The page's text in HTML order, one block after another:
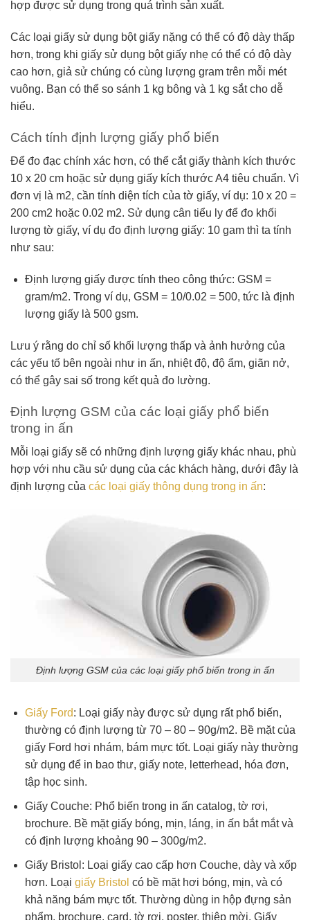
hợp được sử dụng trong quá trình sản xuất.
Các loại giấy sử dụng bột giấy nặng có thể có độ dày thấp
hơn, trong khi giấy sử dụng bột giấy nhẹ có thể có độ dày
cao hơn, giả sử chúng có cùng lượng gram trên mỗi mét
vuông. Bạn có thể so sánh 1 kg bông và 1 kg sắt cho dễ
hiểu.
Cách tính định lượng giấy phổ biến
Để đo đạc chính xác hơn, có thể cắt giấy thành kích thước
10 x 20 cm hoặc sử dụng giấy kích thước A4 tiêu chuẩn. Vì
đơn vị là m2, cần tính diện tích của tờ giấy, ví dụ: 10 x 20 =
200 cm2 hoặc 0.02 m2. Sử dụng cân tiểu ly để đo khối
lượng tờ giấy, ví dụ đo định lượng giấy: 10 gam thì ta tính
như sau:
Định lượng giấy được tính theo công thức: GSM =
gram/m2. Trong ví dụ, GSM = 10/0.02 = 500, tức là định
lượng giấy là 500 gsm.
Lưu ý rằng do chỉ số khối lượng thấp và ảnh hưởng của
các yếu tố bên ngoài như in ấn, nhiệt độ, độ ẩm, giãn nở,
có thể gây sai số trong kết quả đo lường.
Định lượng GSM của các loại giấy phổ biến
trong in ấn
Mỗi loại giấy sẽ có những định lượng giấy khác nhau, phù
hợp với nhu cầu sử dụng của các khách hàng, dưới đây là
định lượng của các loại giấy thông dụng trong in ấn:
Định lượng GSM của các loại giấy phổ biến trong in ấn
Giấy Ford: Loại giấy này được sử dụng rất phổ biến,
thường có định lượng từ 70 – 80 – 90g/m2. Bề mặt của
giấy Ford hơi nhám, bám mực tốt. Loại giấy này thường
sử dụng để in bao thư, giấy note, letterhead, hóa đơn,
tập học sinh.
Giấy Couche: Phổ biến trong in ấn catalog, tờ rơi,
brochure. Bề mặt giấy bóng, mịn, láng, in ấn bắt mắt và
có định lượng khoảng 90 – 300g/m2.
Giấy Bristol: Loại giấy cao cấp hơn Couche, dày và xốp
hơn. Loại giấy Bristol có bề mặt hơi bóng, mịn, và có
khả năng bám mực tốt. Thường dùng in hộp đựng sản
phẩm, brochure, card, tờ rơi, poster, thiệp mời. Giấy